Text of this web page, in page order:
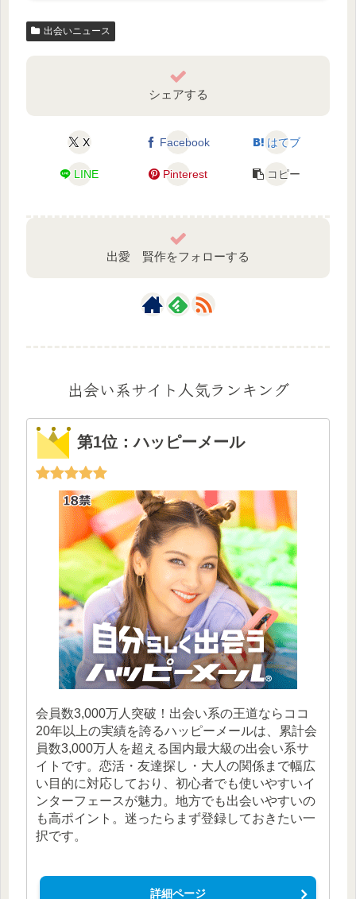
出会いニュース
シェアする
X Facebook はてブ
LINE Pinterest コピー
出愛 賢作をフォローする
出会い系サイト人気ランキング
第1位：ハッピーメール
会員数3,000万人突破！出会い系の王道ならココ
20年以上の実績を誇るハッピーメールは、累計会
員数3,000万人を超える国内最大級の出会い系サ
イトです。恋活・友達探し・大人の関係まで幅広
い目的に対応しており、初心者でも使いやすいイ
ンターフェースが魅力。地方でも出会いやすいの
も高ポイント。迷ったらまず登録しておきたい一
択です。
詳細ページ